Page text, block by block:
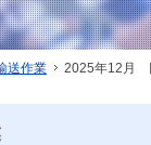
送作業 2025年12月